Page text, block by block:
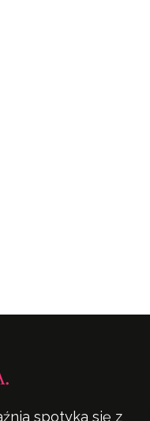
spotyka się z